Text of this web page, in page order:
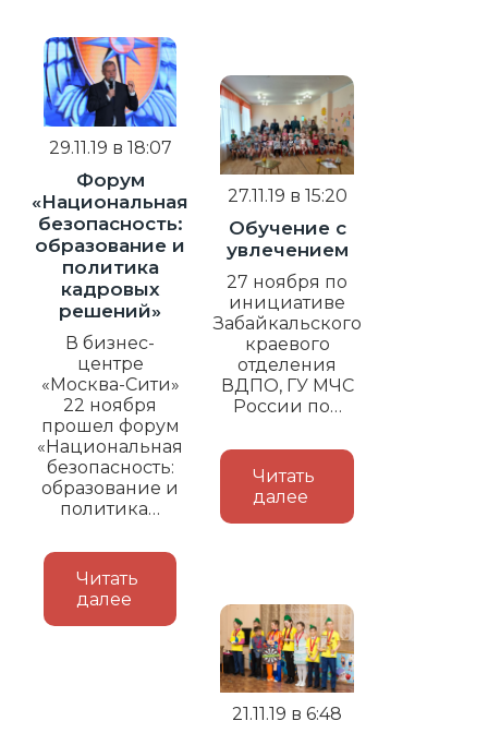
29.11.19 в 18:07
Форум
«Национальная
безопасность:
образование и
политика
кадровых
решений»
В бизнес-
центре
«Москва-Сити»
22 ноября
прошел форум
«Национальная
безопасность:
образование и
политика…
Читать
далее
27.11.19 в 15:20
Обучение с
увлечением
27 ноября по
инициативе
Забайкальского
краевого
отделения
ВДПО, ГУ МЧС
России по…
Читать
далее
21.11.19 в 6:48